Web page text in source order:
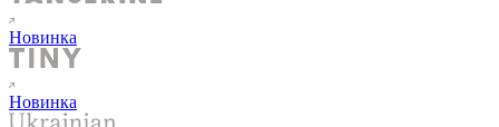
Новинка
Новинка